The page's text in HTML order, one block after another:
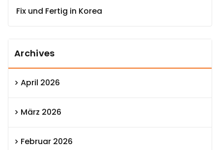
Fix und Fertig in Korea
Archives
April 2026
März 2026
Februar 2026